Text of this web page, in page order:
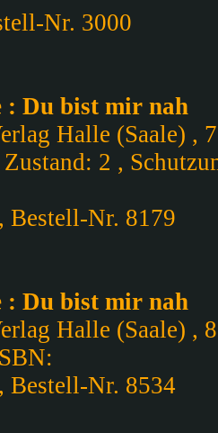
Nr. 3000
: Du bist mir nah
Halle (Saale) ,
2 ,
Bestell-Nr. 8179
: Du bist mir nah
Halle (Saale) ,
Bestell-Nr. 8534